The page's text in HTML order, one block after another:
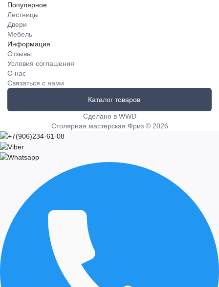
Популярное
Лестницы
Двери
Мебель
Информация
Отзывы
Условия соглашения
О нас
Связаться с нами
Каталог товаров
Cделано в WWD
Столярная мастерская Фриз © 2026